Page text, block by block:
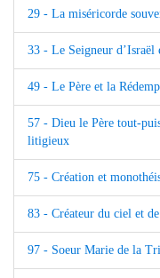
29 - La miséricorde
33 - Le Seigneur d’Israël
49 - Le Père et la
57 - Dieu le Père tout-
litigieux
75 - Création et
83 - Créateur du ciel et
97 - Soeur Marie de la